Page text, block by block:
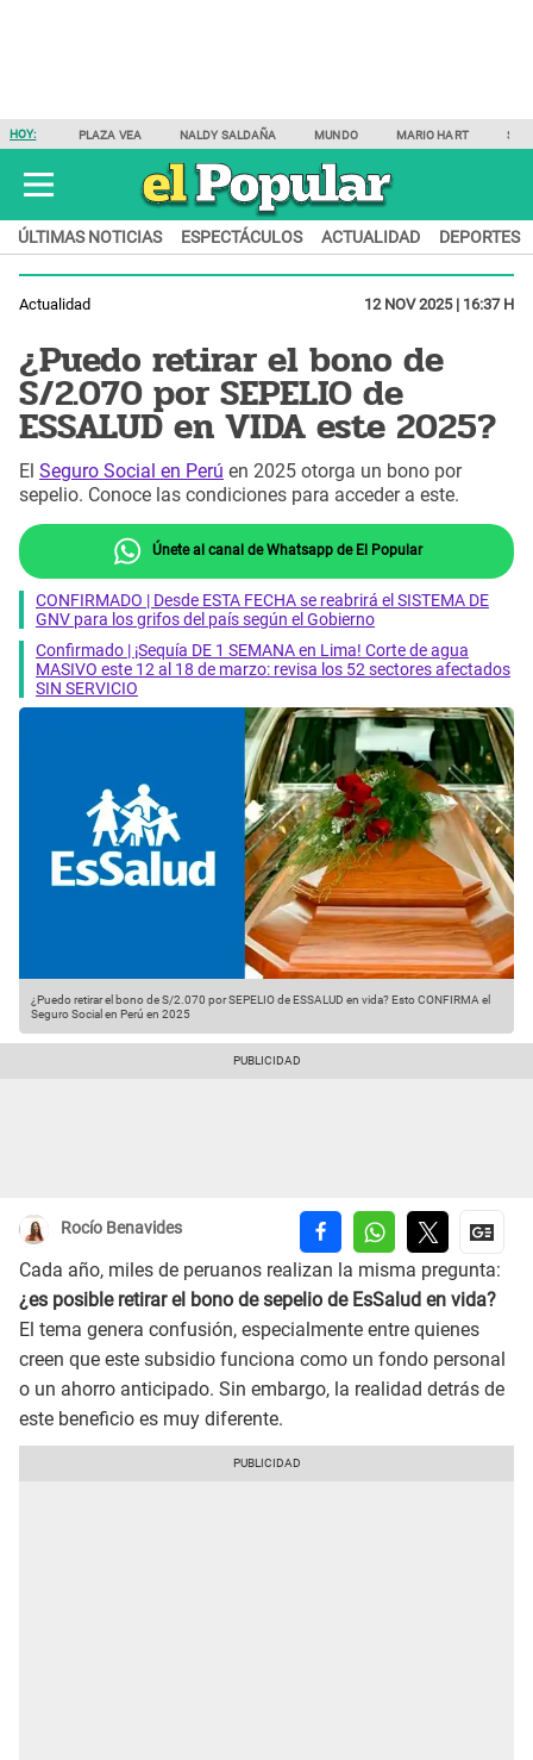
HOY: PLAZA VEA NALDY SALDAÑA MUNDO MARIO HART
ÚLTIMAS NOTICIAS ESPECTÁCULOS ACTUALIDAD DEPORTES
Actualidad 12 NOV 2025 | 16:37 H
¿Puedo retirar el bono de
S/2.070 por SEPELIO de
ESSALUD en VIDA este 2025?
El Seguro Social en Perú en 2025 otorga un bono por
sepelio. Conoce las condiciones para acceder a este.
Únete al canal de Whatsapp de El Popular
CONFIRMADO | Desde ESTA FECHA se reabrirá el SISTEMA DE
GNV para los grifos del país según el Gobierno
Confirmado | ¡Sequía DE 1 SEMANA en Lima! Corte de agua
MASIVO este 12 al 18 de marzo: revisa los 52 sectores afectados
SIN SERVICIO
¿Puedo retirar el bono de S/2.070 por SEPELIO de ESSALUD en vida? Esto CONFIRMA el
Seguro Social en Perú en 2025
Rocío Benavides
Cada año, miles de peruanos realizan la misma pregunta:
¿es posible retirar el bono de sepelio de EsSalud en vida?
El tema genera confusión, especialmente entre quienes
creen que este subsidio funciona como un fondo personal
o un ahorro anticipado. Sin embargo, la realidad detrás de
este beneficio es muy diferente.